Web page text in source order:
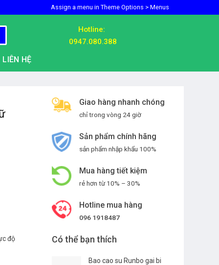
Assign a menu in Theme Options > Menus
Hotline:
0947.080.388
LIÊN HỆ
Giao hàng nhanh chóng
chỉ trong vòng 24 giờ
Sản phẩm chính hãng
sản phẩm nhập khẩu 100%
Mua hàng tiết kiệm
rẻ hơn từ 10% – 30%
Hotline mua hàng
096 1918487
Có thể bạn thích
Bao cao su Runbo gai bi
độ